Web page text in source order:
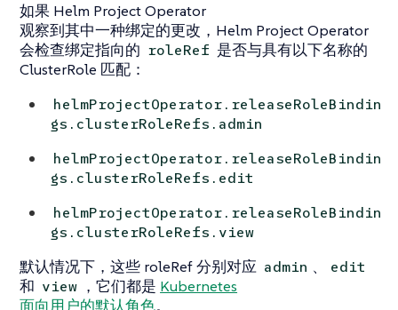
如果 Helm Project Operator
观察到其中一种绑定的更改，Helm Project Operator
会检查绑定指向的 roleRef 是否与具有以下名称的
ClusterRole 匹配：
helmProjectOperator.releaseRoleBindin
gs.clusterRoleRefs.admin
helmProjectOperator.releaseRoleBindin
gs.clusterRoleRefs.edit
helmProjectOperator.releaseRoleBindin
gs.clusterRoleRefs.view
默认情况下，这些 roleRef 分别对应 admin 、 edit
和 view ，它们都是 Kubernetes
面向用户的默认角色。